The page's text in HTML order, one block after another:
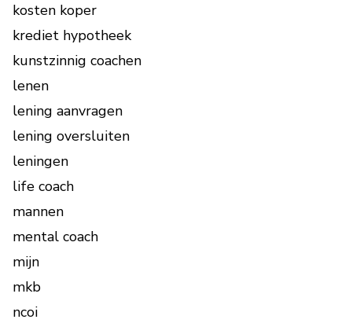
kosten koper
krediet hypotheek
kunstzinnig coachen
lenen
lening aanvragen
lening oversluiten
leningen
life coach
mannen
mental coach
mijn
mkb
ncoi